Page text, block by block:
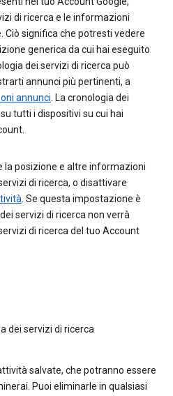
di ricerca e le informazioni
Ciò significa che potresti vedere
generica da cui hai eseguito
dei servizi di ricerca può
annunci più pertinenti, a
annunci. La cronologia dei
tutti i dispositivi su cui hai
la posizione e altre informazioni
di ricerca, o disattivare
. Se questa impostazione è
servizi di ricerca non verrà
di ricerca del tuo Account
dei servizi di ricerca
salvate, che potranno essere
Puoi eliminarle in qualsiasi